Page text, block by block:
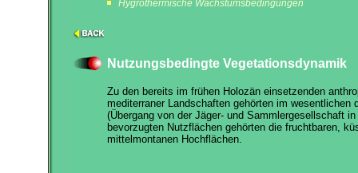
Hygrothermische Wachstumsbedingungen
Nutzungsbedingte Vegetationsdynamik
Zu den bereits im frühen Holozän einsetzenden
mediterraner Landschaften gehörten im
(Übergang von der Jäger- und Sammlergesellschaft
bevorzugten Nutzflächen gehörten die fruchtbaren,
mittelmontanen Hochflächen.